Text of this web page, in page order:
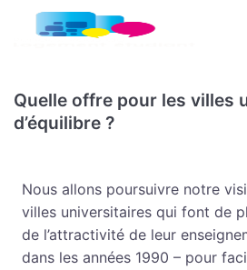
Skip to main content
Quelle offre pour les villes
d’équilibre ?
Nous allons poursuivre notre
villes universitaires qui font de
de l’attractivité de leur
dans les années 1990 – pour